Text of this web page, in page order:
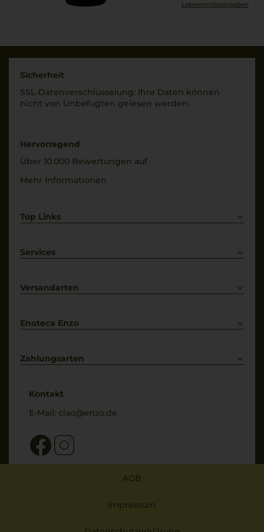
Lebensmittel­angaben
Sicherheit
SSL-Daten­verschlüs­selung: Ihre Daten können
nicht von Unbe­fugten gelesen werden.
Hervorragend
Über 10.000 Bewertungen auf
Mehr Informationen
Top Links
Weißwein
Services
Kontakt
Versandarten
Enoteca Enzo
Bewertungs-Richtlinien
Zahlungsarten
Kontakt
E-Mail: ciao@enzo.de
AGB
Impressum